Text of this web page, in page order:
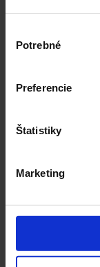
súhlasu
Potrebné
Preferencie
Štatistiky
Marketing
šachová
workout
lezecké